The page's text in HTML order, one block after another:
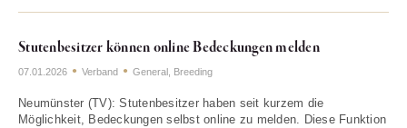
Stutenbesitzer können online Bedeckungen melden
07.01.2026 Verband General Breeding
Neumünster (TV): Stutenbesitzer haben seit kurzem die
Möglichkeit, Bedeckungen selbst online zu melden. Diese Funktion